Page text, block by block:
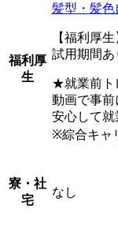
福利厚
生
髪型・髪色
【福利厚
試用期間あ
★就業前ト
動画で事
安心して就
※綜合キャ
寮・社
宅
なし